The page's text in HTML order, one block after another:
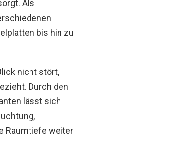
Als
bis hin zu
nicht stört,
Durch den
lässt sich
Raumtiefe weiter